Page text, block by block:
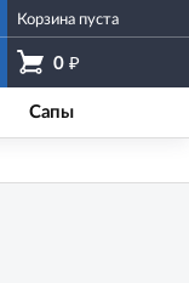
Корзина пуста
0 ₽
Сапы